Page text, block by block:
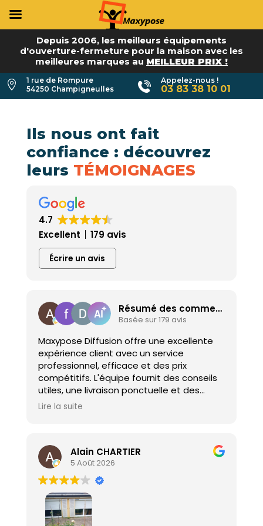
Depuis 2006, les meilleurs équipements
d'ouverture-fermeture pour la maison avec les
meilleures marques au MEILLEUR PRIX !

1 rue de Rompure
54250 Champigneulles
Appelez-nous !
03 83 38 10 01
Ils nous ont fait
confiance : découvrez
leurs TÉMOIGNAGES
4.7
Excellent
179 avis
Écrire un avis
Résumé des commentaires
Basée sur 179 avis
Maxypose Diffusion offre une excellente
expérience client avec un service
professionnel, efficace et des prix
compétitifs. L'équipe fournit des conseils
utiles, une livraison ponctuelle et des
produits de haute qualité, garantissant la
Lire la suite
Alain CHARTIER
5 Août 2026